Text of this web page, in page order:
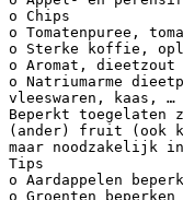
o Chips
o Tomatenpuree,
o Sterke koffie,
o Aromat,
o Natriumarme
vleeswaren, kaas, …
Beperkt toegelaten
(ander) fruit (ook
maar noodzakelijk
Tips
o Aardappelen
o Groenten